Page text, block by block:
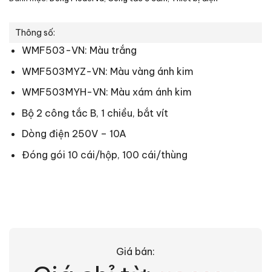
Thông số:
WMF503-VN: Màu trắng
WMF503MYZ-VN: Màu vàng ánh kim
WMF503MYH-VN: Màu xám ánh kim
Bộ 2 công tắc B, 1 chiều, bắt vít
Dòng điện 250V – 10A
Đóng gói 10 cái/hộp, 100 cái/thùng
Giá bán: